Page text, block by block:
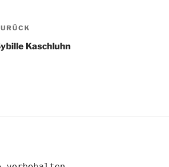
Kaschluhn